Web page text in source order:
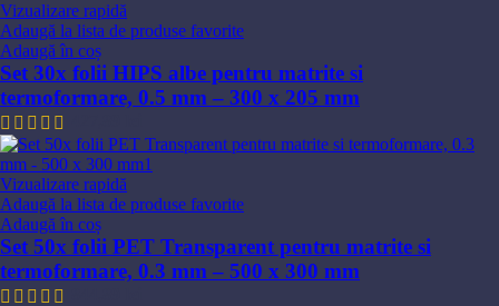
Vizualizare rapidă
Adaugă la lista de produse favorite
Adaugă în coș
Set 30x folii HIPS albe pentru matrite si
termoformare, 0.5 mm – 300 x 205 mm
Vizualizare rapidă
Adaugă la lista de produse favorite
Adaugă în coș
Set 50x folii PET Transparent pentru matrite si
termoformare, 0.3 mm – 500 x 300 mm